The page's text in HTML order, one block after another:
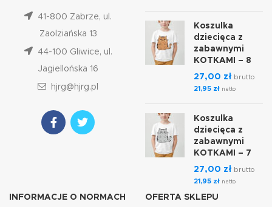
41-800 Zabrze, ul.
Zaolziańska 13
44-100 Gliwice, ul.
Jagiellońska 16
hjrg@hjrg.pl
Koszulka
dziecięca z
zabawnymi
KOTKAMI – 8
27,00 zł brutto
21,95 zł netto
Koszulka
dziecięca z
zabawnymi
KOTKAMI – 7
27,00 zł brutto
21,95 zł netto
INFORMACJE O NORMACH OFERTA SKLEPU